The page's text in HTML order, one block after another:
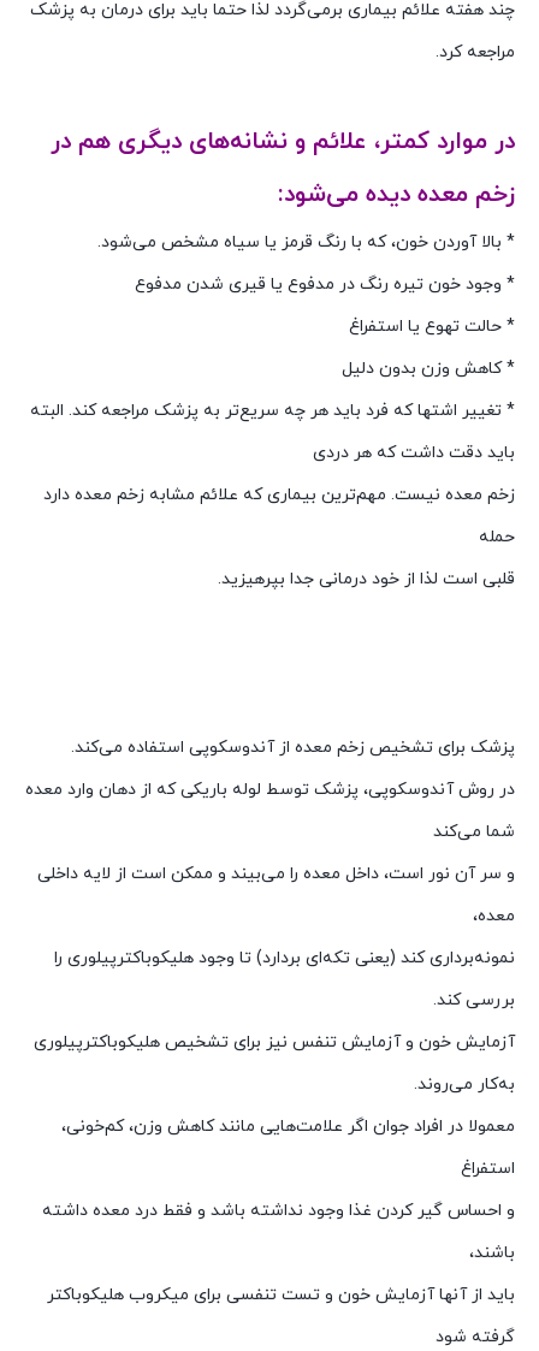
چند هفته علائم بیماری برمی‌گردد لذا حتما باید برای درمان به پزشک
مراجعه کرد.
در موارد کمتر، علائم و نشانه‌های دیگری هم در
زخم معده دیده می‌شود:
* بالا آوردن خون، که با رنگ قرمز یا سیاه مشخص می‌شود.
* وجود خون تیره رنگ در مدفوع یا قیری شدن مدفوع
* حالت تهوع یا استفراغ
* کاهش وزن بدون دلیل
* تغییر اشتها که فرد باید هر چه سریع‌تر به پزشک مراجعه کند. البته
باید دقت داشت که هر دردی
زخم معده نیست. مهم‌ترین بیماری که علائم مشابه زخم معده دارد
حمله
قلبی است لذا از خود درمانی جدا بپرهیزید.
پزشک برای تشخیص زخم معده از آندوسکوپی استفاده می‌کند.
در روش آندوسکوپی، پزشک توسط لوله باریکی که از دهان وارد معده
شما می‌کند
و سر آن نور است، داخل معده را می‌بیند و ممکن است از لایه داخلی
معده،
نمونه‌برداری کند (یعنی تکه‌ای بردارد) تا وجود هلیکوباکترپیلوری را
بررسی کند.
آزمایش خون و آزمایش تنفس نیز برای تشخیص هلیکوباکترپیلوری
به‌کار می‌روند.
معمولا در افراد جوان‌ اگر علامت‌هایی مانند کاهش وزن، کم‌خونی،
استفراغ
و احساس‌ گیر کردن غذا وجود نداشته باشد و فقط درد معده داشته
باشند،
باید از آنها آزمایش خون و تست تنفسی برای میکروب هلیکوباکتر
گرفته شود